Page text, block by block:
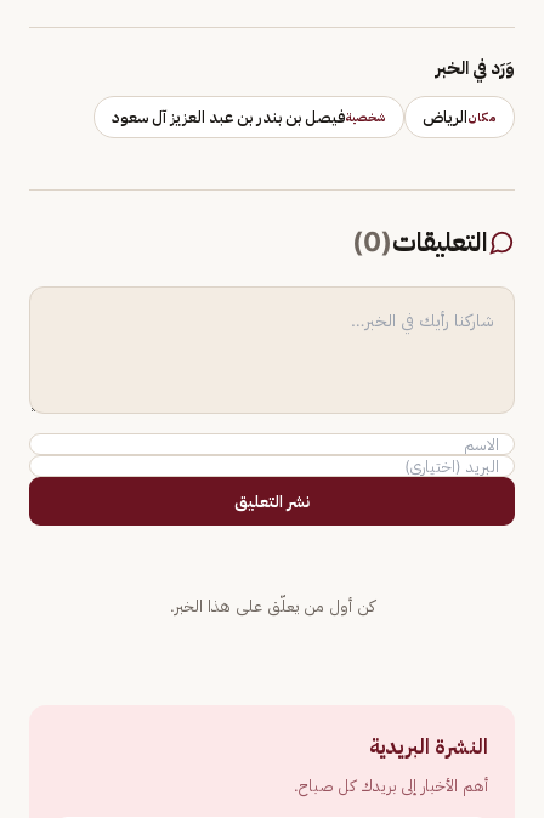
وَرَد في الخبر
مكانالرياض شخصيةفيصل بن بندر بن عبد العزيز آل سعود
التعليقات(
0
)
نشر التعليق
كن أول من يعلّق على هذا الخبر.
النشرة البريدية
أهم الأخبار إلى بريدك كل صباح.